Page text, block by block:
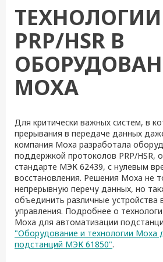
ТЕХНОЛОГИИ
PRP/HSR В
MOXA
Для критически важных систем, в
прерывания в передаче данных
компания Moxa разработала
поддержкой протоколов PRP/HSR,
стандарте МЭК 62439, с нулевым
восстановления. Решения Moxa не
непрерывную перечу данных, но
объединить различные устройства
управления. Подробнее о
Moxa для автоматизации
"Оборудование и технологии Moxa
подстанций МЭК 61850".